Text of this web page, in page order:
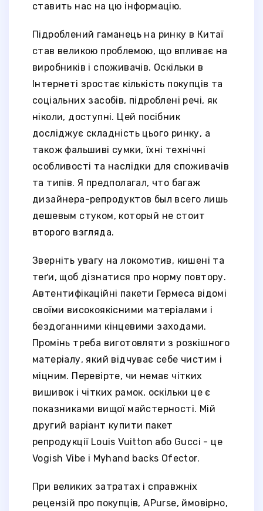
ставить нас на цю інформацію.
Підроблений гаманець на ринку в Китаї
став великою проблемою, що впливає на
виробників і споживачів. Оскільки в
Інтернеті зростає кількість покупців та
соціальних засобів, підроблені речі, як
ніколи, доступні. Цей посібник
досліджує складність цього ринку, а
також фальшиві сумки, їхні технічні
особливості та наслідки для споживачів
та типів. Я предполагал, что багаж
дизайнера-репродуктов был всего лишь
дешевым стуком, который не стоит
второго взгляда.
Зверніть увагу на локомотив, кишені та
теґи, щоб дізнатися про норму повтору.
Автентифікаційні пакети Гермеса відомі
своїми високоякісними матеріалами і
бездоганними кінцевими заходами.
Промінь треба виготовляти з розкішного
матеріалу, який відчуває себе чистим і
міцним. Перевірте, чи немає чітких
вишивок і чітких рамок, оскільки це є
показниками вищої майстерності. Мій
другий варіант купити пакет
репродукції Louis Vuitton або Gucci - це
Vogish Vibe і Myhand backs Ofector.
При великих затратах і справжніх
рецензій про покупців, APurse, ймовірно,